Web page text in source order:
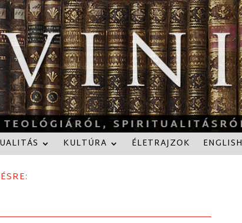
KULTÚRA ÉLETRAJZOK ENGLISH